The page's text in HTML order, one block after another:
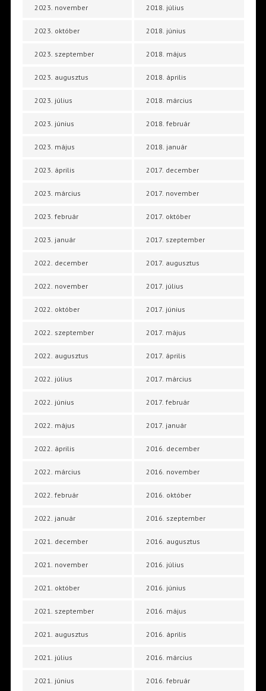
2023. november
2023. október
2023. szeptember
2023. augusztus
2023. július
2023. június
2023. május
2023. április
2023. március
2023. február
2023. január
2022. december
2022. november
2022. október
2022. szeptember
2022. augusztus
2022. július
2022. június
2022. május
2022. április
2022. március
2022. február
2022. január
2021. december
2021. november
2021. október
2021. szeptember
2021. augusztus
2021. július
2021. június
2018. július
2018. június
2018. május
2018. április
2018. március
2018. február
2018. január
2017. december
2017. november
2017. október
2017. szeptember
2017. augusztus
2017. július
2017. június
2017. május
2017. április
2017. március
2017. február
2017. január
2016. december
2016. november
2016. október
2016. szeptember
2016. augusztus
2016. július
2016. június
2016. május
2016. április
2016. március
2016. február